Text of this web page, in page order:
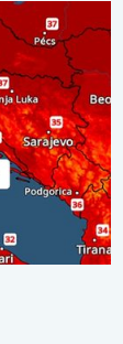
. .